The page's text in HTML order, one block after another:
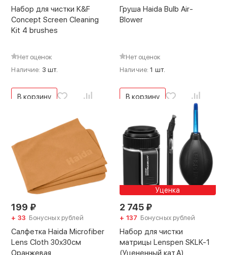
Набор для чистки K&F
Concept Screen Cleaning
Kit 4 brushes
Нет оценок
Наличие: 3 шт.
В корзину
Груша Haida Bulb Air-
Blower
Нет оценок
Наличие:1 шт.
В корзину
199 ₽
+ 33 Бонусных рублей
Салфетка Haida Microfiber
Lens Cloth 30x30см
Оранжевая
Уценка
2 745 ₽
+ 137 Бонусных рублей
Набор для чистки
матрицы Lenspen SKLK-1
(Уцененный кат.А)